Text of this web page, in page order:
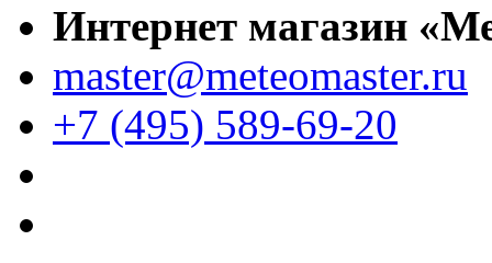
Интернет магазин
master@meteomaster.ru
+7 (495) 589-69-20